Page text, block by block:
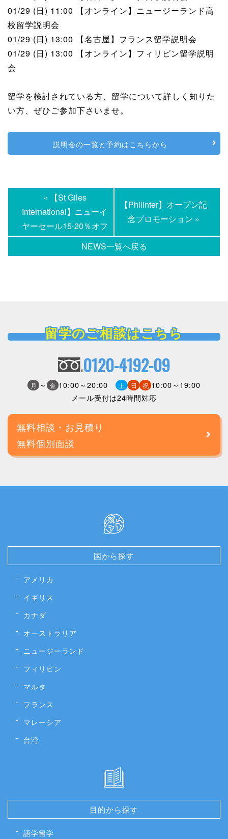
01/29 (日) 11:00 【オンライン】ニュージーランド高
校留学説明会
01/29 (日) 13:00 【名古屋】フランス留学説明会
01/29 (日) 13:00 【オンライン】フィリピン留学説明
会
留学を検討されている方、留学について詳しく知りた
い方、ぜひご参加下さいませ。
説明会の一覧と予約はこちらから
« 【St Giles
International】ニューイ
ヤーセール15-20％オフ
NEWS一覧へ戻る
【Philinter】オープン記
念プロモーション »
留学のご相談はこちら
0120-4192-09
月 ～ 金 10:00～20:00 土 日 祝 10:00～19:00
メール受付は24時間対応
無料相談・お見積り
無料個別面談
国から探す
アメリカ
イギリス
カナダ
オーストラリア
ニュージーランド
フィリピン
マルタ
フランス
マレーシア
台湾
目的から探す
語学留学